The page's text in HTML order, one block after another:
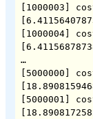
[1000003]
[1000004]
…
[5000000]
[5000001]